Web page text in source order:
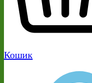
Кошик